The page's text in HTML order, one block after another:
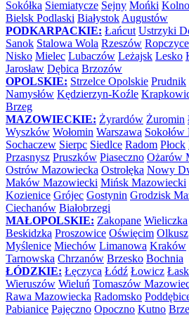
Sokółka Siemiatycze Sejny Mońki Kolno
Bielsk Podlaski Białystok Augustów
PODKARPACKIE: Łańcut Ustrzyki
Sanok Stalowa Wola Rzeszów Ropczyce
Nisko Mielec Lubaczów Leżajsk Lesko
Jarosław Dębica Brzozów
OPOLSKIE: Strzelce Opolskie Prudnik
Namysłów Kędzierzyn-Koźle
Brzeg
MAZOWIECKIE: Żyrardów Żuromin
Wyszków Wołomin Warszawa Sokołów
Sochaczew Sierpc Siedlce Radom Płock
Przasnysz Pruszków Piaseczno Ożarów
Ostrów Mazowiecka Ostrołęka Nowy
Maków Mazowiecki Mińsk Mazowiecki
Kozienice Grójec Gostynin Grodzisk
Ciechanów Białobrzegi
MAŁOPOLSKIE: Zakopane Wieliczka
Beskidzka Proszowice Oświęcim Olkusz
Myślenice Miechów Limanowa Kraków
Tarnowska Chrzanów Brzesko Bochnia
ŁÓDZKIE: Łęczyca Łódź Łowicz Łask
Wieruszów Wieluń Tomaszów
Rawa Mazowiecka Radomsko
Pabianice Pajęczno Opoczno Kutno